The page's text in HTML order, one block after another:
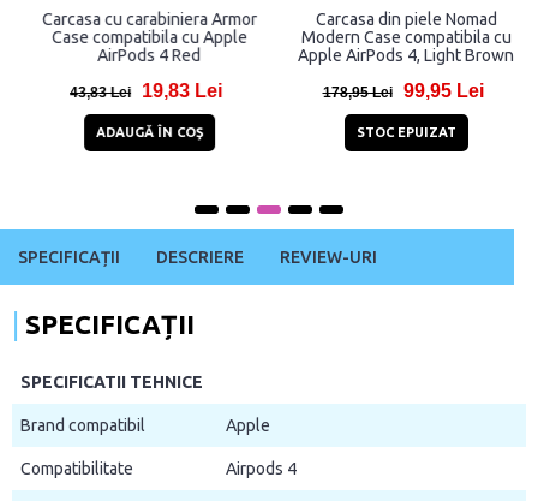
Carcasa cu carabiniera Armor
Case compatibila cu Apple
AirPods 4 Red
43,83 Lei 19,83 Lei
ADAUGĂ ÎN COŞ
Carcasa din piele Nomad
Modern Case compatibila cu
Apple AirPods 4, Light Brown
178,95 Lei 99,95 Lei
STOC EPUIZAT
SPECIFICAȚII DESCRIERE REVIEW-URI
SPECIFICAȚII
SPECIFICATII TEHNICE
Brand compatibil Apple
Compatibilitate Airpods 4